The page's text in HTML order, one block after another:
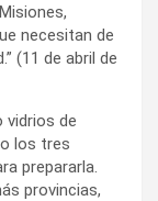
necesitan de
(11 de abril de
vidrios de
los tres
prepararla.
provincias,